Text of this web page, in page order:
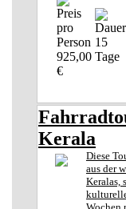
925,00
€
15
Tage
Kerala
Diese
aus der
Keralas,